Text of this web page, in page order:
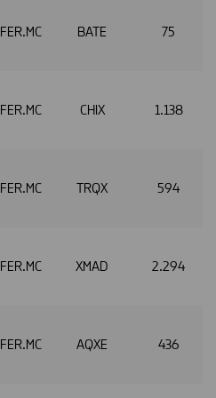
FER.MC BATE 75
FER.MC CHIX 1.138
FER.MC TRQX 594
FER.MC XMAD 2.294
FER.MC AQXE 436